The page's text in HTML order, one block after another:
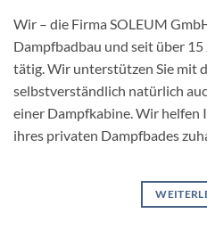
Wir – die Firma SOLEUM
Dampfbadbau und seit über 15
tätig. Wir unterstützen Sie mit
selbstverständlich natürlich
einer Dampfkabine. Wir helfen
ihres privaten Dampfbades